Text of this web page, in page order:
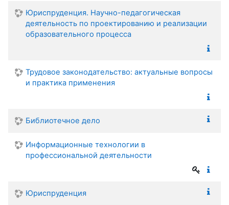
Юриспруденция. Научно-педагогическая
деятельность по проектированию и реализации
образовательного процесса
Трудовое законодательство: актуальные вопросы
и практика применения
Библиотечное дело
Информационные технологии в
профессиональной деятельности
Юриспруденция